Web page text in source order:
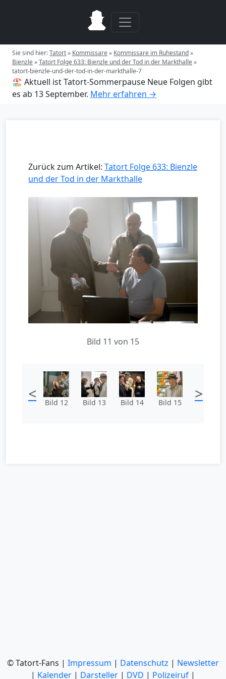
Sie sind hier:Tatort» Kommissare» Kommissare im Ruhestand»
Bienzle»Tatort Folge 633: Bienzle und der Tod in der Markthalle»
tatort-bienzle-und-der-tod-in-der-markthalle-7
🏖️ Aktuell ist Tatort-Sommerpause Neue Folgen gibt
es ab 13 September. Mehr erfahren →
Zurück zum Artikel: Tatort Folge 633: Bienzle
und der Tod in der Markthalle
Bild 11 von 15
< Bild 12 Bild 13 Bild 14 Bild 15 >
© Tatort-Fans | Impressum | Datenschutz | Newsletter
| Kalender | Darsteller | DVD | Polizeiruf |